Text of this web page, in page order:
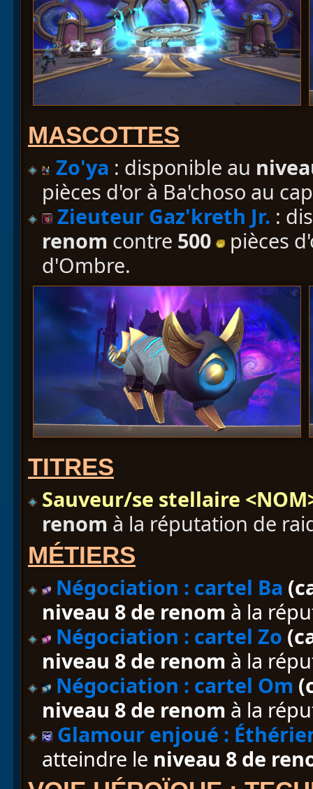
MASCOTTES
Zo'ya : disponible au
pièces d'or à Ba'choso au
Zieuteur Gaz'kreth Jr. :
renom contre 500
pièces
d'Ombre.
TITRES
Sauveur/se stellaire
renom à la réputation de
MÉTIERS
Négociation : cartel Ba
niveau 8 de renom à la
Négociation : cartel Zo
niveau 8 de renom à la
Négociation : cartel Om
niveau 8 de renom à la
Glamour enjoué :
atteindre le niveau 8 de